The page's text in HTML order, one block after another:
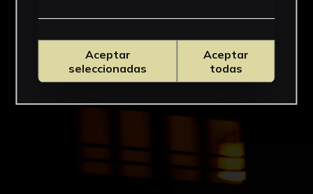
Aceptar
seleccionadas
Aceptar
todas